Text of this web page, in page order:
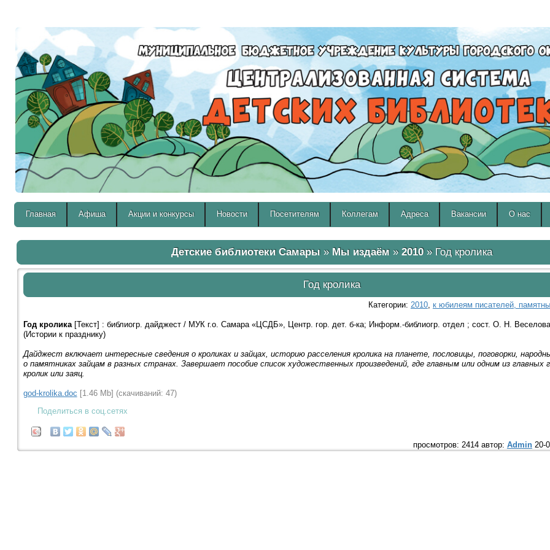
Главная Афиша Акции и конкурсы Новости Посетителям Коллегам Адреса Вакансии О нас
Детские библиотеки Самары» Мы издаём» 2010» Год кролика
Год кролика
Категории: 2010, к юбилеям писателей,
Год кролика[Текст] : библиогр. дайджест / МУК г.о. Самара «ЦСДБ», Центр. гор. дет. б-ка; Информ.-библиогр. отдел ; сост. О. Н.
(Истории к празднику)
Дайджест включает интересные сведения о кроликах и зайцах, историю расселения кролика на планете, пословицы, поговорки,
о памятниках зайцам в разных странах. Завершает пособие список художественных произведений, где главным или одним из главных
кролик или заяц.
god-krolika.doc [1.46 Mb] (cкачиваний: 47)
Поделиться в соц.сетях
просмотров: 2414 автор: Admin20-